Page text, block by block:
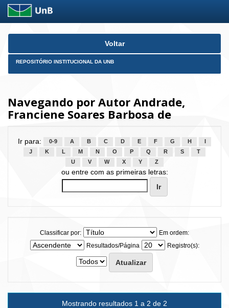
Skip
Voltar
REPOSITÓRIO INSTITUCIONAL DA UNB
Navegando por Autor Andrade,
Franciene Soares Barbosa de
Ir para: 0-9 A B C D E F G H
J
K L M N O P Q R S
T
U
V W X Y Z
ou entre com as primeiras letras:
Classificar por:
Em ordem:
Resultados/Página
Registro(s):
Mostrando resultados 1 a 2 de 2